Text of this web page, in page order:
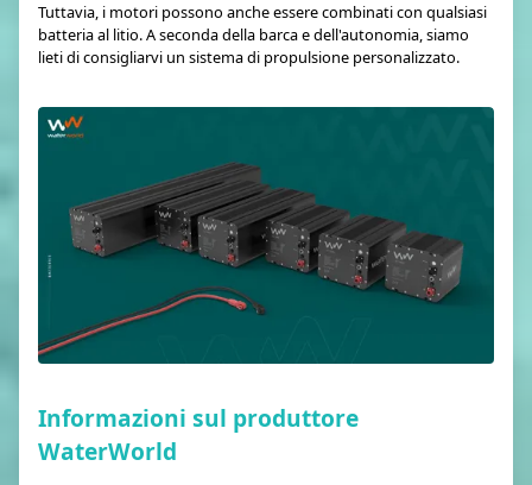
Tuttavia, i motori possono anche essere combinati con qualsiasi
batteria al litio. A seconda della barca e dell'autonomia, siamo
lieti di consigliarvi un sistema di propulsione personalizzato.
Informazioni sul produttore
WaterWorld